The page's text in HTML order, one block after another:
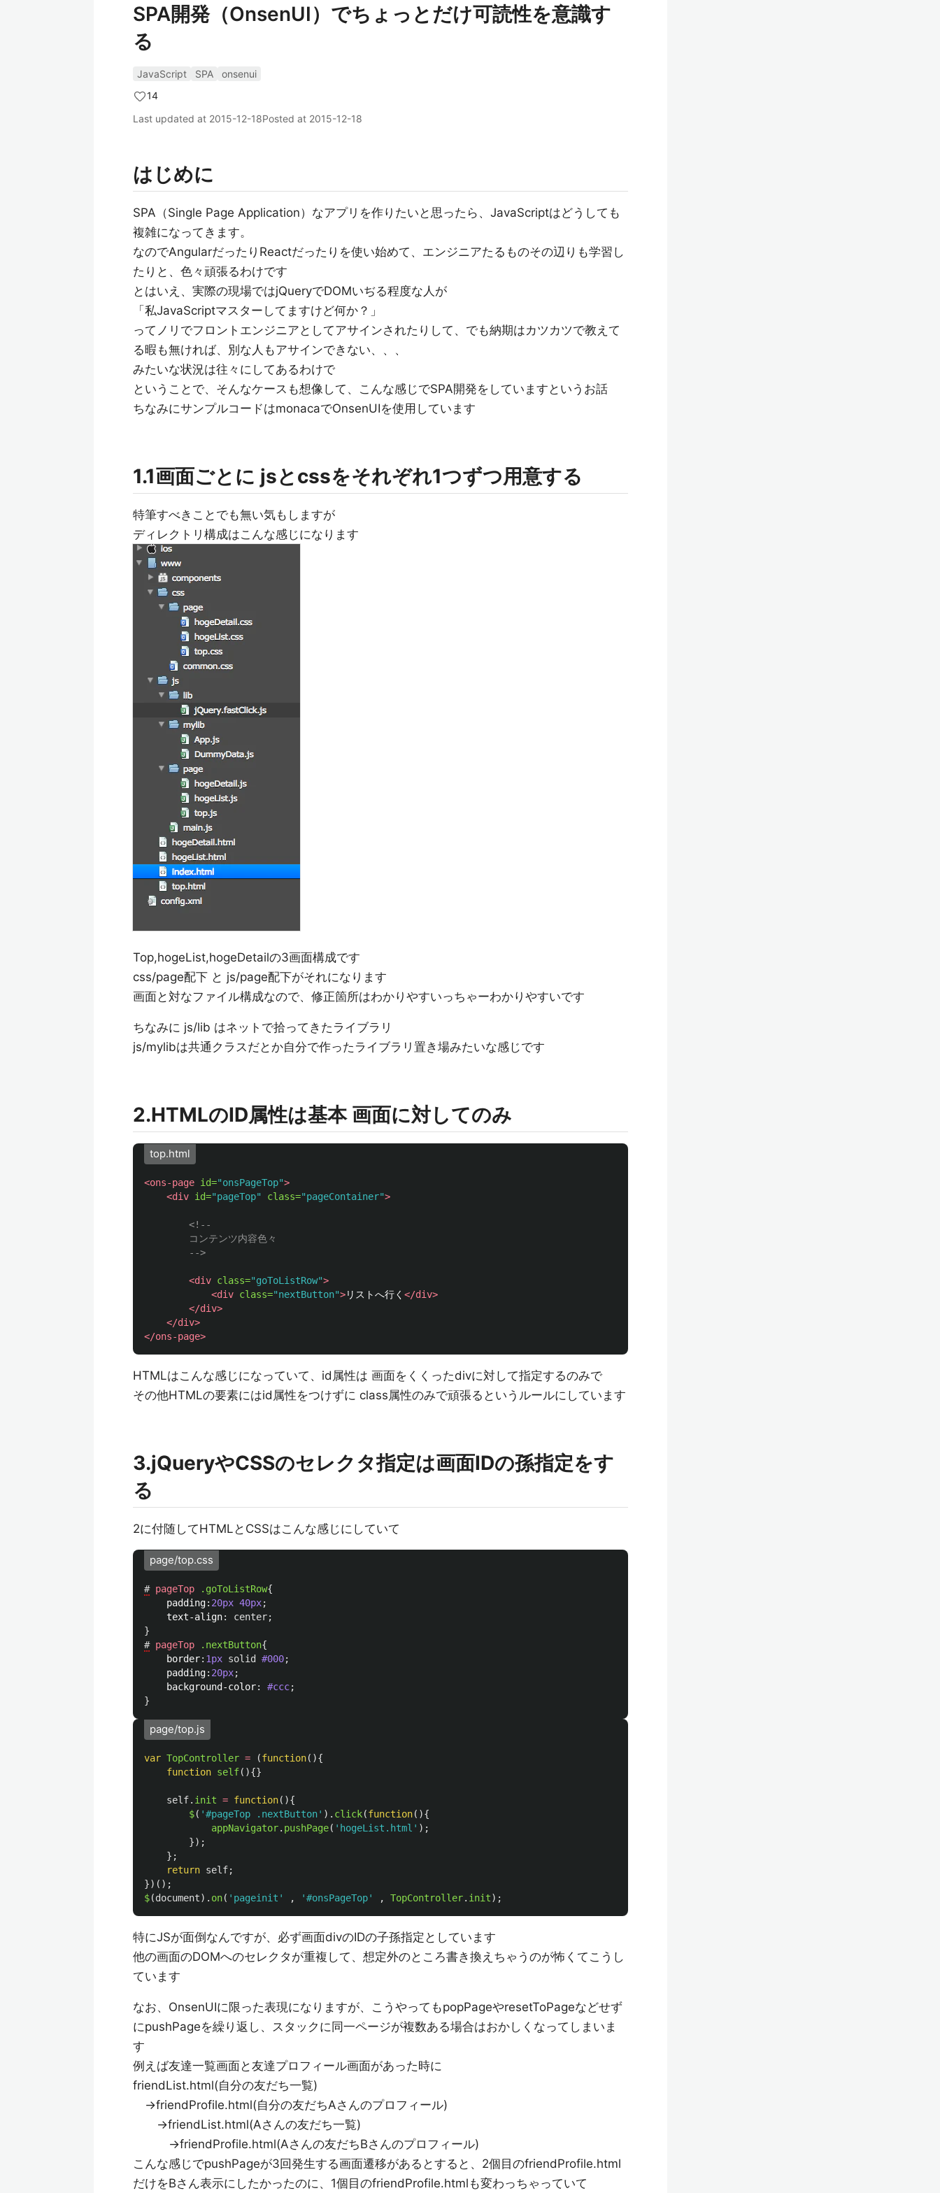
SPA開発（OnsenUI）でちょっとだけ可読性を意識す
る
JavaScript SPA
onsenui
14
Last updated at 2015-12-18Posted at 2015-12-18
はじめに
SPA（Single Page Application）なアプリを作りたいと思ったら、JavaScriptはどうしても
複雑になってきます。
なのでAngularだったりReactだったりを使い始めて、エンジニアたるものその辺りも学習し
たりと、色々頑張るわけです
とはいえ、実際の現場ではjQueryでDOMいぢる程度な人が
「私JavaScriptマスターしてますけど何か？」
ってノリでフロントエンジニアとしてアサインされたりして、でも納期はカツカツで教えて
る暇も無ければ、別な人もアサインできない、、、
みたいな状況は往々にしてあるわけで
ということで、そんなケースも想像して、こんな感じでSPA開発をしていますというお話
ちなみにサンプルコードはmonacaでOnsenUIを使用しています
1.1画面ごとに jsとcssをそれぞれ1つずつ用意する
特筆すべきことでも無い気もしますが
ディレクトリ構成はこんな感じになります
Top,hogeList,hogeDetailの3画面構成です
css/page配下 と js/page配下がそれになります
画面と対なファイル構成なので、修正箇所はわかりやすいっちゃーわかりやすいです
ちなみに js/lib はネットで拾ってきたライブラリ
js/mylibは共通クラスだとか自分で作ったライブラリ置き場みたいな感じです
2.HTMLのID属性は基本 画面に対してのみ
top.html
<ons-page id="onsPageTop">
<div id="pageTop" class="pageContainer">
<!--
        コンテンツ内容色々
        -->
<div class="goToListRow">
<div class="nextButton">リストへ行く </div>
</div>
</div>
</ons-page>
HTMLはこんな感じになっていて、id属性は 画面をくくったdivに対して指定するのみで
その他HTMLの要素にはid属性をつけずに class属性のみで頑張るというルールにしています
3.jQueryやCSSのセレクタ指定は画面IDの孫指定をす
る
2に付随してHTMLとCSSはこんな感じにしていて
page/top.css
# pageTop .goToListRow{
padding: 20px 40px;
text-align: center;
}
# pageTop .nextButton{
border: 1px solid #000;
padding: 20px;
background-color: #ccc;
}
page/top.js
var TopController = (function(){
function self(){}
self. init = function(){
$( '#pageTop .nextButton' ). click(function(){
appNavigator. pushPage( ' hogeList.html ' );
});
};
return self;
})();
$(document). on( ' pageinit ' , '#onsPageTop' , TopController. init);
特にJSが面倒なんですが、必ず画面divのIDの子孫指定としています
他の画面のDOMへのセレクタが重複して、想定外のところ書き換えちゃうのが怖くてこうし
ています
なお、OnsenUIに限った表現になりますが、こうやってもpopPageやresetToPageなどせず
にpushPageを繰り返し、スタックに同一ページが複数ある場合はおかしくなってしまいま
す
例えば友達一覧画面と友達プロフィール画面があった時に
friendList.html(自分の友だち一覧)
→friendProfile.html(自分の友だちAさんのプロフィール)
→friendList.html(Aさんの友だち一覧)
→friendProfile.html(Aさんの友だちBさんのプロフィール)
こんな感じでpushPageが3回発生する画面遷移があるとすると、2個目のfriendProfile.html
だけをBさん表示にしたかったのに、1個目のfriendProfile.htmlも変わっちゃっていて